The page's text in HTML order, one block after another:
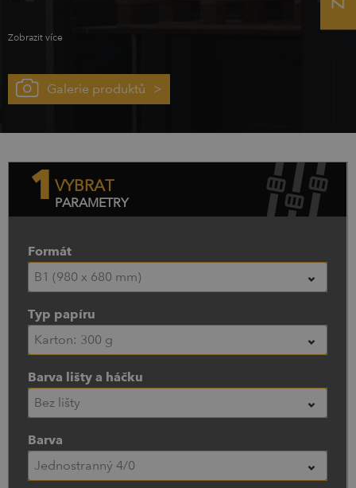
speciálně pro veškeré poznámky a Vy si tak můžete
zobrazit všechny společné plány. Konference, delegace,
klidu vložit do přípravy nového projektu nebo zaslouženě
odpočívat.
Zobrazit více
Galerie produktů
1 VYBRAT
PARAMETRY
Formát
B1 (980 x 680 mm)
Typ papíru
Karton: 300 g
Barva lišty a háčku
Bez lišty
Barva
Jednostranný 4/0